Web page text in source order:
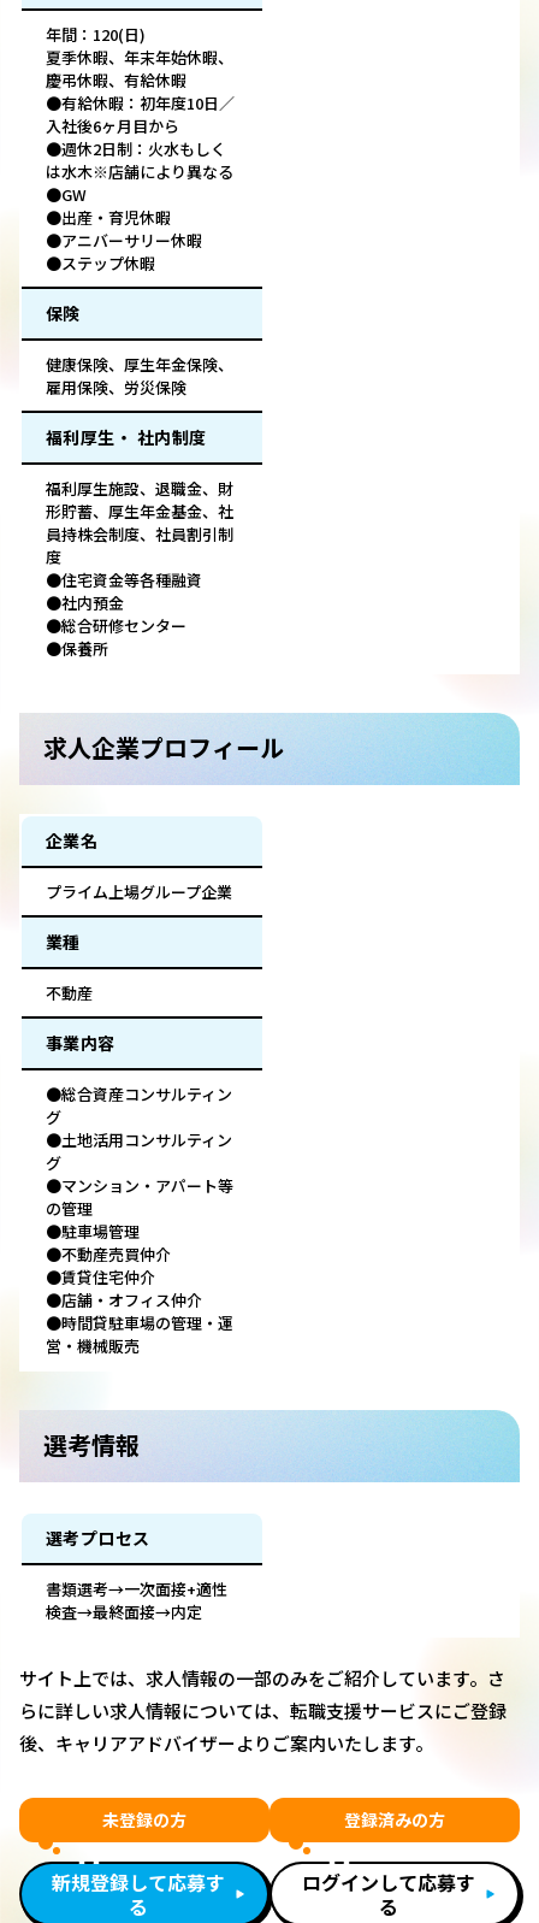
年間：120(日)
夏季休暇、年末年始休暇、
慶弔休暇、有給休暇
●有給休暇：初年度10日／
入社後6ヶ月目から
●週休2日制：火水もしく
は水木※店舗により異なる
●GW
●出産・育児休暇
●アニバーサリー休暇
●ステップ休暇
保険
健康保険、厚生年金保険、
雇用保険、労災保険
福利厚生・ 社内制度
福利厚生施設、退職金、財
形貯蓄、厚生年金基金、社
員持株会制度、社員割引制
度
●住宅資金等各種融資
●社内預金
●総合研修センター
●保養所
求人企業プロフィール
企業名
プライム上場グループ企業
業種
不動産
事業内容
●総合資産コンサルティン
グ
●土地活用コンサルティン
グ
●マンション・アパート等
の管理
●駐車場管理
●不動産売買仲介
●賃貸住宅仲介
●店舗・オフィス仲介
●時間貸駐車場の管理・運
営・機械販売
選考情報
選考プロセス
書類選考→一次面接+適性
検査→最終面接→内定
サイト上では、求人情報の一部のみをご紹介しています。さ
らに詳しい求人情報については、転職支援サービスにご登録
後、キャリアアドバイザーよりご案内いたします。
未登録の方
新規登録して応募す
る
登録済みの方
ログインして応募す
る